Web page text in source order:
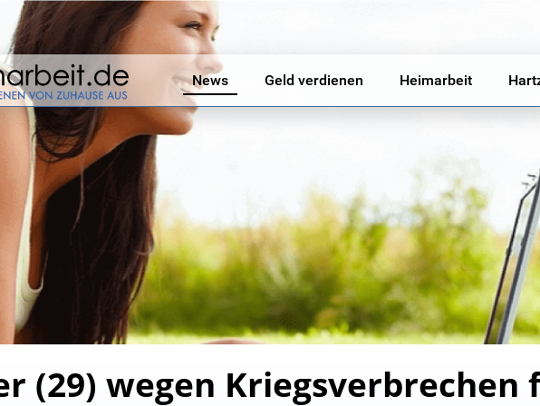
News Geld verdienen Heimarbeit
(29) wegen Kriegsverbrechen